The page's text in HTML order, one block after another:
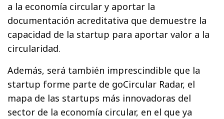
a la economía circular y aportar la
documentación acreditativa que demuestre la
capacidad de la startup para aportar valor a la
circularidad.
Además, será también imprescindible que la
startup forme parte de goCircular Radar, el
mapa de las startups más innovadoras del
sector de la economía circular, en el que ya